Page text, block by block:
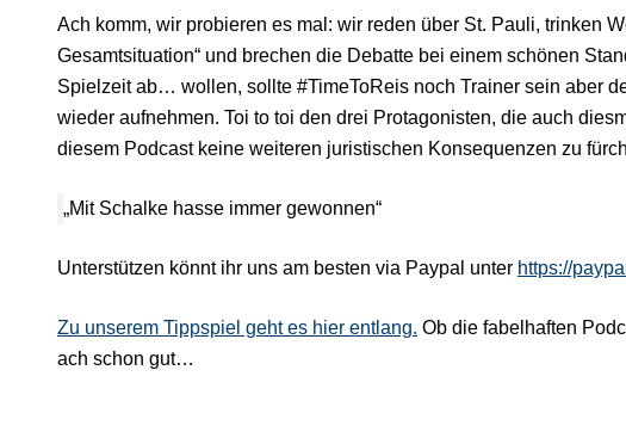
Ach komm, wir probieren es mal: wir reden über St. Pauli, trinken
Gesamtsituation“ und brechen die Debatte bei einem schönen
Spielzeit ab… wollen, sollte #TimeToReis noch Trainer sein aber
wieder aufnehmen. Toi to toi den drei Protagonisten, die auch
diesem Podcast keine weiteren juristischen Konsequenzen zu
„Mit Schalke hasse immer gewonnen“
Unterstützen könnt ihr uns am besten via Paypal unter https://
Zu unserem Tippspiel geht es hier entlang. Ob die fabelhaften
ach schon gut…